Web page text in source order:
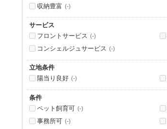
収納豊富 (-)
サービス
フロントサービス (-)
コンシェルジュサービス (-)
立地条件
陽当り良好 (-)
条件
ペット飼育可 (-)
事務所可 (-)